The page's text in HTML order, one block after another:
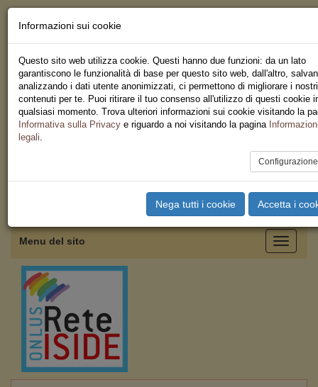
Servizi
Iscriviti
Ricerca
Area Stampa
Privacy
Coordinamento Provinciale
Toggle
Menu del sito
Informazioni sui cookie
Questo sito web utilizza cookie. Questi hanno due funzioni: da un lato
garantiscono le funzionalità di base per questo sito web, dall'altro,
analizzando i dati utente anonimizzati, ci permettono di migliorare i nostri
contenuti per te. Puoi ritirare il tuo consenso all'utilizzo di questi cookie
qualsiasi momento. Trova ulteriori informazioni sui cookie visitando la
Informativa sulla Privacy e riguardo a noi visitando la pagina
legali.
Nega tutti i cookie Accetta i